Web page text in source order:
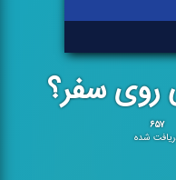
روی سفر؟
۶۵۷
شده